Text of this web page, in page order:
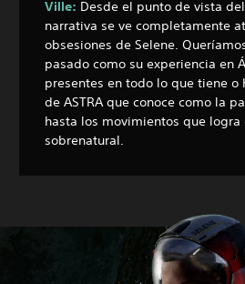
Ville: Desde el punto de vista
narrativa se ve completamente
obsesiones de Selene.
pasado como su experiencia en
presentes en todo lo que tiene o
de ASTRA que conoce como la
hasta los movimientos que logra
sobrenatural.